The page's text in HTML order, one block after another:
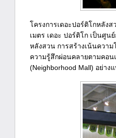
โครงการเดอะปอร์ติโกหลัง
เมตร เดอะ ปอร์ติโก เป็นศู
หลังสวน การสร้างเน้นความ
ความรู้สึกผ่อนคลายตามคอน
(Neighborhood Mall) อย่าง